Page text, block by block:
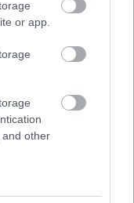
or app.
other
viszont nem
jóslatok
először - az
Nagydíj időmérő